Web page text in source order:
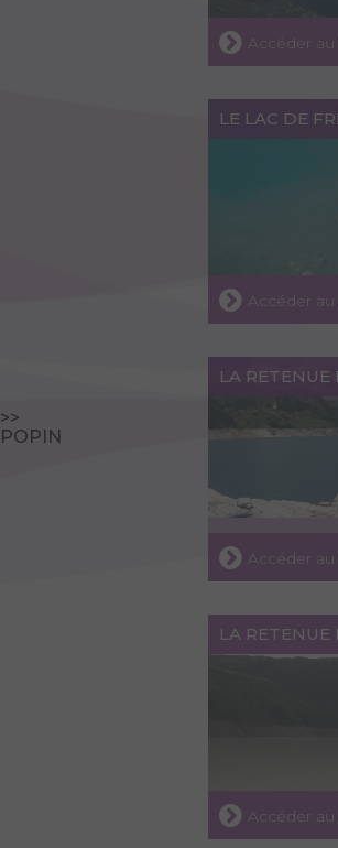
>>
POPIN
Accéder au
LE LAC DE
Accéder au
LA RETENUE
Accéder au
LA RETENUE
Accéder au